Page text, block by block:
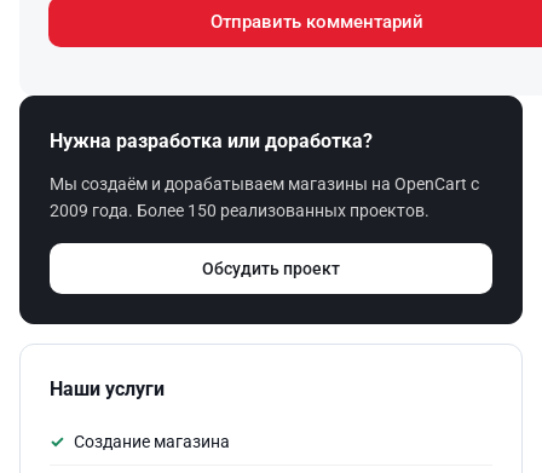
Нужна разработка или доработка?
Мы создаём и дорабатываем магазины на OpenCart с
2009 года. Более 150 реализованных проектов.
Обсудить проект
Наши услуги
Создание магазина